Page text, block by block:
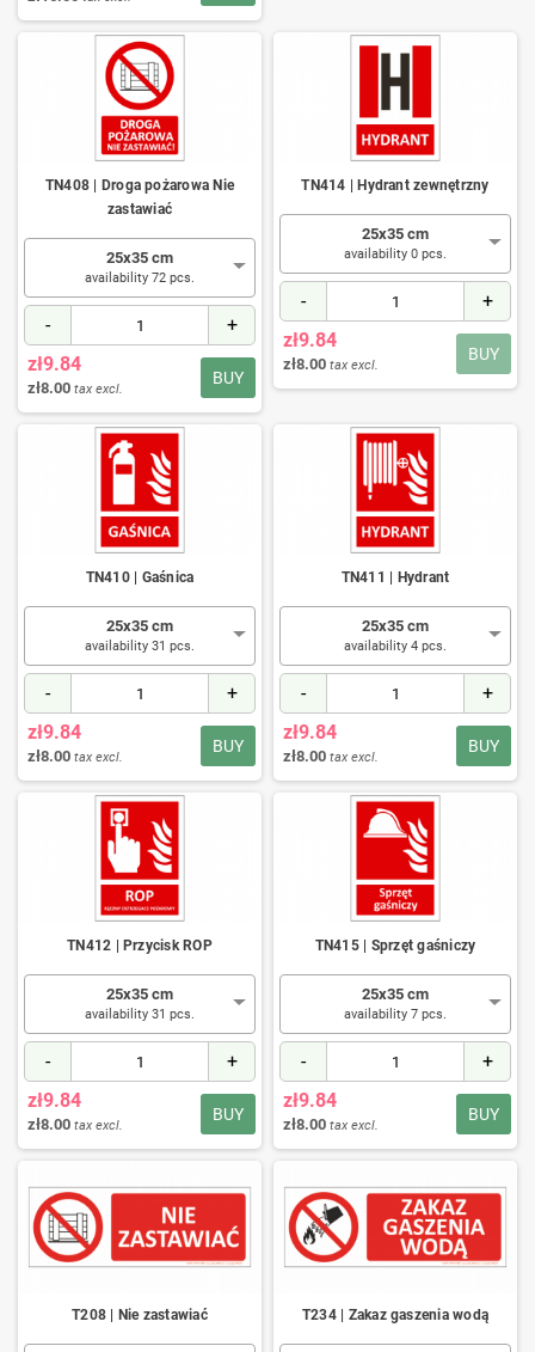
TN408 | Droga pożarowa Nie
zastawiać
25x35 cm
availability 72 pcs.
- +
BUY
zł9.84
zł8.00 tax excl.
TN414 | Hydrant zewnętrzny
25x35 cm
availability 0 pcs.
- +
BUY
zł9.84
zł8.00 tax excl.
TN410 | Gaśnica
25x35 cm
availability 31 pcs.
- +
BUY
zł9.84
zł8.00 tax excl.
TN411 | Hydrant
25x35 cm
availability 4 pcs.
- +
BUY
zł9.84
zł8.00 tax excl.
TN412 | Przycisk ROP
25x35 cm
availability 31 pcs.
- +
BUY
zł9.84
zł8.00 tax excl.
TN415 | Sprzęt gaśniczy
25x35 cm
availability 7 pcs.
- +
BUY
zł9.84
zł8.00 tax excl.
T208 | Nie zastawiać T234 | Zakaz gaszenia wodą